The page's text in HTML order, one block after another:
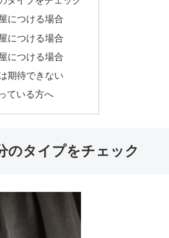
につける場合
につける場合
につける場合
期待できない
ている方へ
のタイプをチェック